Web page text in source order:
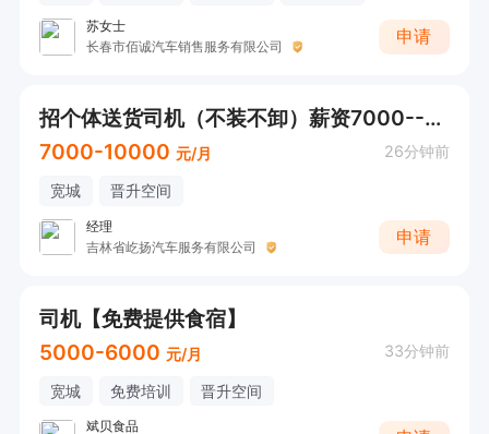
苏女士
长春市佰诚汽车销售服务有限公司
申请
招个体送货司机（不装不卸）薪资7000--10000
7000-10000 元/月 26分钟前
宽城 晋升空间
经理
吉林省屹扬汽车服务有限公司
申请
司机【免费提供食宿】
5000-6000 元/月 33分钟前
宽城 免费培训 晋升空间
斌贝食品